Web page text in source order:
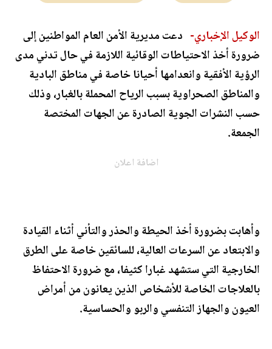
الوكيل الإخباري- دعت مديرية الأمن العام المواطنين إلى
ضرورة أخذ الاحتياطات الوقائية اللازمة في حال تدني مدى
الرؤية الأفقية وانعدامها أحيانا خاصة في مناطق البادية
والمناطق الصحراوية بسبب الرياح المحملة بالغبار، وذلك
حسب النشرات الجوية الصادرة عن الجهات المختصة
الجمعة.
اضافة اعلان
وأهابت بضرورة أخذ الحيطة والحذر والتأني أثناء القيادة
والابتعاد عن السرعات العالية، للسائقين خاصة على الطرق
الخارجية التي ستشهد غبارا كثيفا، مع ضرورة الاحتفاظ
بالعلاجات الخاصة للأشخاص الذين يعانون من أمراض
العيون والجهاز التنفسي والربو والحساسية.